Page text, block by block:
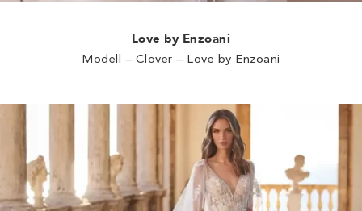
Love by Enzoani
Modell – Clover – Love by Enzoani